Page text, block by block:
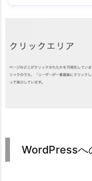
WordPressへ